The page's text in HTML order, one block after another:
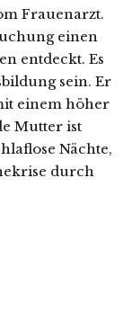
Frauenarzt.
einen
entdeckt. Es
sein. Er
einem höher
Mutter ist
Nächte,
durch